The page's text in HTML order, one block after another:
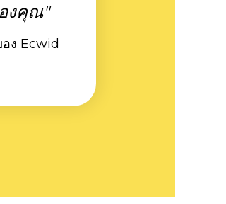
งคุณ"
ง Ecwid